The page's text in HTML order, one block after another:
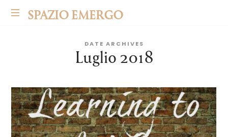
SPAZIO
SPAZIO EMERGO
DATE ARCHIVES
Luglio 2018